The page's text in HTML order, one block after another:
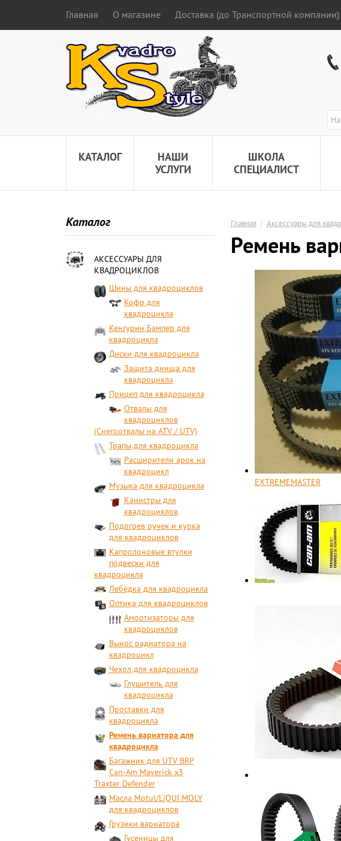
Главная О магазине Доставка (до Транспортной компании)
КАТАЛОГ
НАШИ
УСЛУГИ
ШКОЛА
СПЕЦИАЛИСТ
Каталог
АКСЕССУАРЫ ДЛЯ
КВАДРОЦИКЛОВ
Шины для квадроциклов
Кофр для
квадроцикла
Кенгурин Бампер для
квадроцикла
Диски для квадроцикла
Защита днища для
квадроцикла
Прицеп для квадроцикла
Отвалы для
квадроциклов
(Снегоотвалы на ATV / UTV)
Трапы для квадроцикла
Расширители арок на
квадроцикл
Музыка для квадроцикла
Канистры для
квадроциклов
Подогрев ручек и курка
для квадроциклов
Капролоновые втулки
подвески для
квадроцикла
Лебёдка для квадроцикла
Оптика для квадроциклов
Амортизаторы для
квадроциклов
Вынос радиатора на
квадроцикл
Чехол для квадроцикла
Глушитель для
квадроцикла
Проставки для
квадроцикла
Ремень вариатора для
квадроцикла
Багажник для UTV BRP
Can-Am Maverick x3
Traxter Defender
Масла Motul/LiQUI MOLY
для квадроциклов
Грузики вариатора
Гусеницы для
Главная / Аксессуары для
Ремень
EXTREMEMASTER